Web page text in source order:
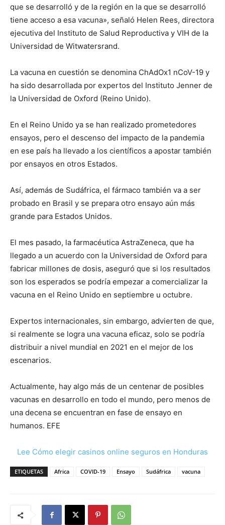
que se desarrolló y de la región en la que se desarrolló
tiene acceso a esa vacuna», señaló Helen Rees, directora
ejecutiva del Instituto de Salud Reproductiva y VIH de la
Universidad de Witwatersrand.
La vacuna en cuestión se denomina ChAdOx1 nCoV-19 y
ha sido desarrollada por expertos del Instituto Jenner de
la Universidad de Oxford (Reino Unido).
En el Reino Unido ya se han realizado prometedores
ensayos, pero el descenso del impacto de la pandemia
en ese país ha llevado a los científicos a apostar también
por ensayos en otros Estados.
Así, además de Sudáfrica, el fármaco también va a ser
probado en Brasil y se prepara otro ensayo aún más
grande para Estados Unidos.
El mes pasado, la farmacéutica AstraZeneca, que ha
llegado a un acuerdo con la Universidad de Oxford para
fabricar millones de dosis, aseguró que si los resultados
son los esperados se podría empezar a comercializar la
vacuna en el Reino Unido en septiembre u octubre.
Expertos internacionales, sin embargo, advierten de que,
si realmente se logra una vacuna eficaz, solo se podría
distribuir a nivel mundial en 2021 en el mejor de los
escenarios.
Actualmente, hay algo más de un centenar de posibles
vacunas en desarrollo en todo el mundo, pero menos de
una decena se encuentran en fase de ensayo en
humanos. EFE
Lee Cómo elegir casinos online seguros en Honduras
ETIQUETAS Africa COVID-19 Ensayo Sudáfrica vacuna